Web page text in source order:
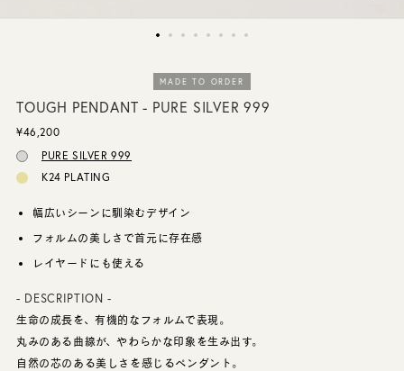
MADE TO ORDER
TOUGH PENDANT - PURE SILVER 999
¥46,200
PURE SILVER 999
K24 PLATING
幅広いシーンに馴染むデザイン
フォルムの美しさで首元に存在感
レイヤードにも使える
- DESCRIPTION -
生命の成長を、有機的なフォルムで表現。
丸みのある曲線が、やわらかな印象を生み出す。
自然の芯のある美しさを感じるペンダント。